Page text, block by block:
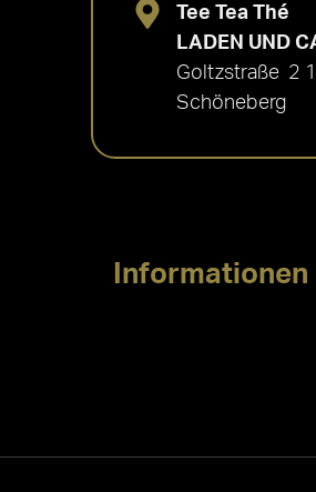
Tee Tea Thé
LADEN UND
Goltzstraße 2
Schöneberg
Informationen